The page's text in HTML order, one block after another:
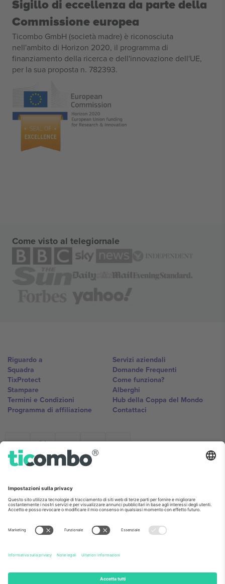
Sigillo di eccellenza da parte della
Commissione europea
Ticombo GmbH (società madre) è riconosciuta
nell'ambito di Horizon 2020, il programma di
finanziamento della ricerca e dell'innovazione dell'UE,
per la sua proposta n. 782393.
Come visto al telegiornale
Riguardo a
Squadra
TixProtect
Stampare
Termini e Condizioni
Programma di affiliazione
Servizi aziendali
Domande Frequenti
Come funziona?
Alberghi
Hub della Coppa del Mondo
Contattaci
Ticombo Italia
Mimi Balkanska 132, 1540, Sofia,
base alla località, all'evento e/o al dominio. Per i dettagli controlla la
pagina specifica dell'evento, l'impronta e i termini.,